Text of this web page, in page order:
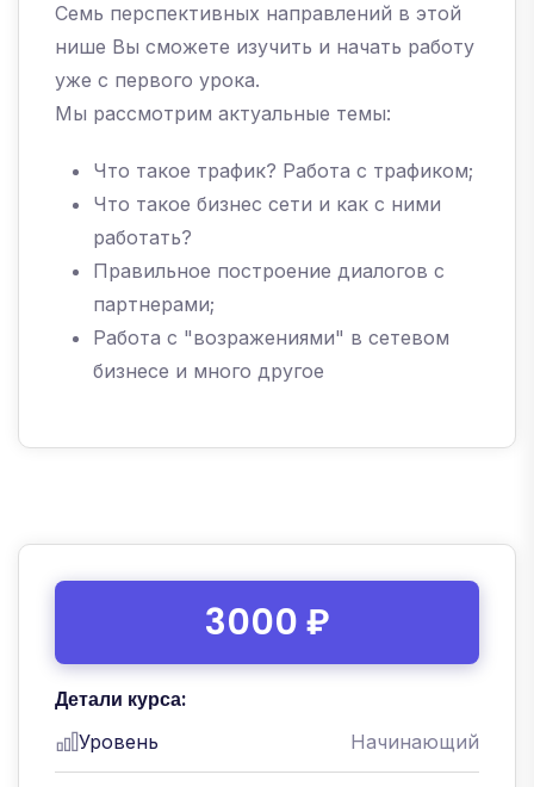
Семь перспективных направлений в этой
нише Вы сможете изучить и начать работу
уже с первого урока.
Мы рассмотрим актуальные темы:
Что такое трафик? Работа с трафиком;
Что такое бизнес сети и как с ними
работать?
Правильное построение диалогов с
партнерами;
Работа с "возражениями" в сетевом
бизнесе и много другое
3000 ₽
Детали курса:
Уровень Начинающий